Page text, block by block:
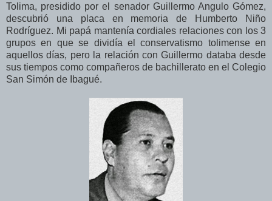
Tolima, presidido por el senador Guillermo Angulo Gómez,
descubrió una placa en memoria de Humberto Niño
Rodríguez. Mi papá mantenía cordiales relaciones con los 3
grupos en que se dividía el conservatismo tolimense en
aquellos días, pero la relación con Guillermo databa desde
sus tiempos como compañeros de bachillerato en el Colegio
San Simón de Ibagué.